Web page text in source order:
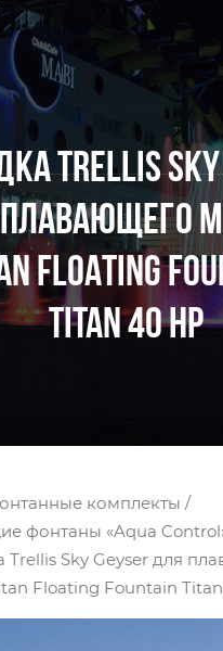
TRELLIS SKY
FLOATING
TITAN 40 HP
комплекты /
фонтаны «Aqua
Trellis Sky Geyser для
Floating Fountain